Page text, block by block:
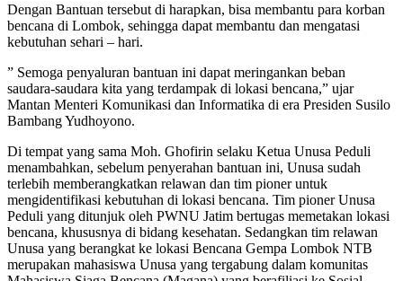
Dengan Bantuan tersebut di harapkan, bisa membantu para korban
bencana di Lombok, sehingga dapat membantu dan mengatasi
kebutuhan sehari – hari.
” Semoga penyaluran bantuan ini dapat meringankan beban
saudara-saudara kita yang terdampak di lokasi bencana,” ujar
Mantan Menteri Komunikasi dan Informatika di era Presiden Susilo
Bambang Yudhoyono.
Di tempat yang sama Moh. Ghofirin selaku Ketua Unusa Peduli
menambahkan, sebelum penyerahan bantuan ini, Unusa sudah
terlebih memberangkatkan relawan dan tim pioner untuk
mengidentifikasi kebutuhan di lokasi bencana. Tim pioner Unusa
Peduli yang ditunjuk oleh PWNU Jatim bertugas memetakan lokasi
bencana, khususnya di bidang kesehatan. Sedangkan tim relawan
Unusa yang berangkat ke lokasi Bencana Gempa Lombok NTB
merupakan mahasiswa Unusa yang tergabung dalam komunitas